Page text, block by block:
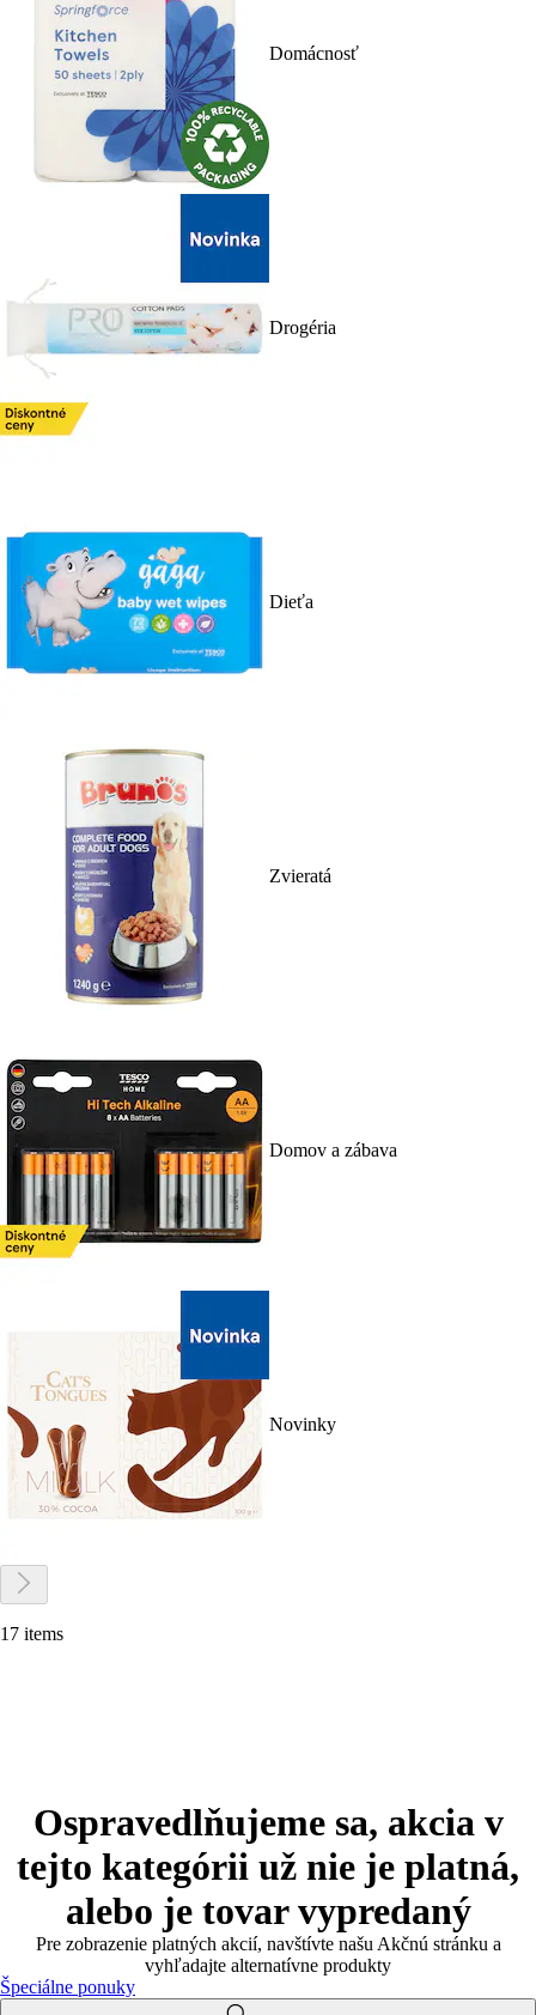
Domácnosť
Drogéria
Dieťa
Zvieratá
Domov a zábava
Novinky
17 items
Ospravedlňujeme sa, akcia v
tejto kategórii už nie je platná,
alebo je tovar vypredaný
Pre zobrazenie platných akcií, navštívte našu Akčnú stránku a
vyhľadajte alternatívne produkty
Špeciálne ponuky